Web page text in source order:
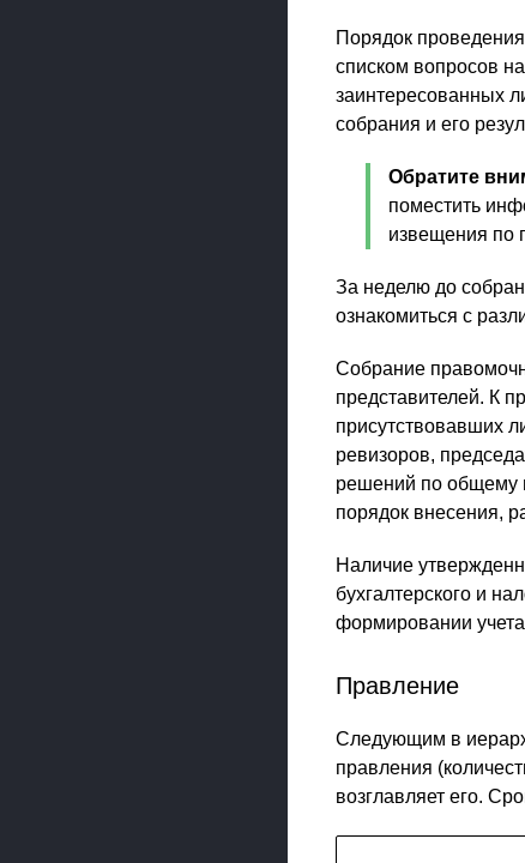
Порядок
списком вопросов
заинтересованных
собрания и его
Обратите
поместить
извещения по
За неделю до
ознакомиться с
Собрание
представителей. К
присутствовавших
ревизоров,
решений по общему
порядок внесения,
Наличие
бухгалтерского и
формировании
Правление
Следующим в
правления
возглавляет его.